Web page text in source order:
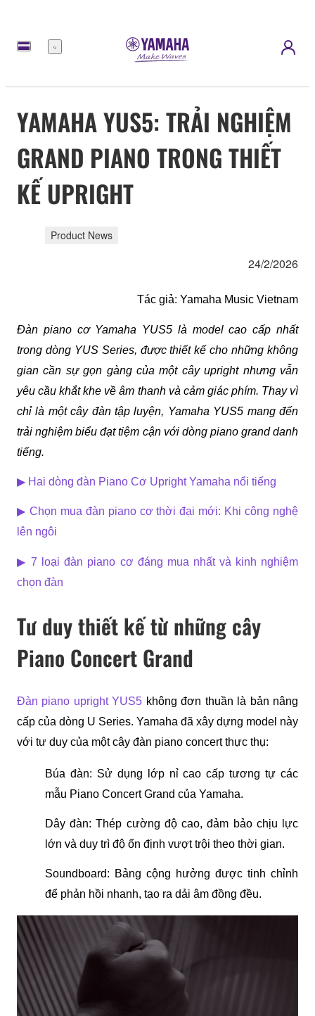
Menu
YAMAHA YUS5: TRẢI NGHIỆM
GRAND PIANO TRONG THIẾT
KẾ UPRIGHT
Product News
24/2/2026
Tác giả: Yamaha Music Vietnam
Đàn piano cơ Yamaha YUS5 là model cao cấp nhất
trong dòng YUS Series, được thiết kế cho những không
gian cần sự gọn gàng của một cây upright nhưng vẫn
yêu cầu khắt khe về âm thanh và cảm giác phím. Thay vì
chỉ là một cây đàn tập luyện, Yamaha YUS5 mang đến
trải nghiệm biểu đạt tiệm cận với dòng piano grand danh
tiếng.
▶ Hai dòng đàn Piano Cơ Upright Yamaha nổi tiếng
▶ Chọn mua đàn piano cơ thời đại mới: Khi công nghệ
lên ngôi
▶ 7 loại đàn piano cơ đáng mua nhất và kinh nghiệm
chọn đàn
Tư duy thiết kế từ những cây
Piano Concert Grand
Đàn piano upright YUS5 không đơn thuần là bản nâng
cấp của dòng U Series. Yamaha đã xây dựng model này
với tư duy của một cây đàn piano concert thực thụ:
Búa đàn: Sử dụng lớp nỉ cao cấp tương tự các
mẫu Piano Concert Grand của Yamaha.
Dây đàn: Thép cường độ cao, đảm bảo chịu lực
lớn và duy trì độ ổn định vượt trội theo thời gian.
Soundboard: Bảng cộng hưởng được tinh chỉnh
để phản hồi nhanh, tạo ra dải âm đồng đều.